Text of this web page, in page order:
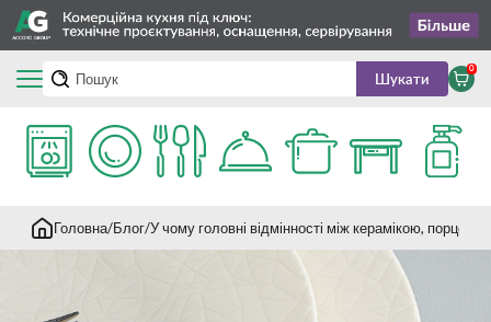
Шукати
0
Головна Блог У чому головні відмінності між керамікою,